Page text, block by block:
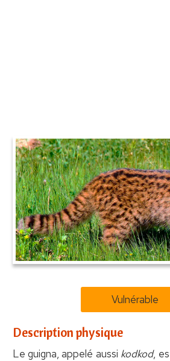
Vulnérable
Description physique
Le guigna, appelé aussi kodkod,